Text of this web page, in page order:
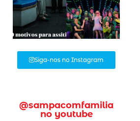
Siga-nos no Instagram
@sampacomfamilia
no youtube